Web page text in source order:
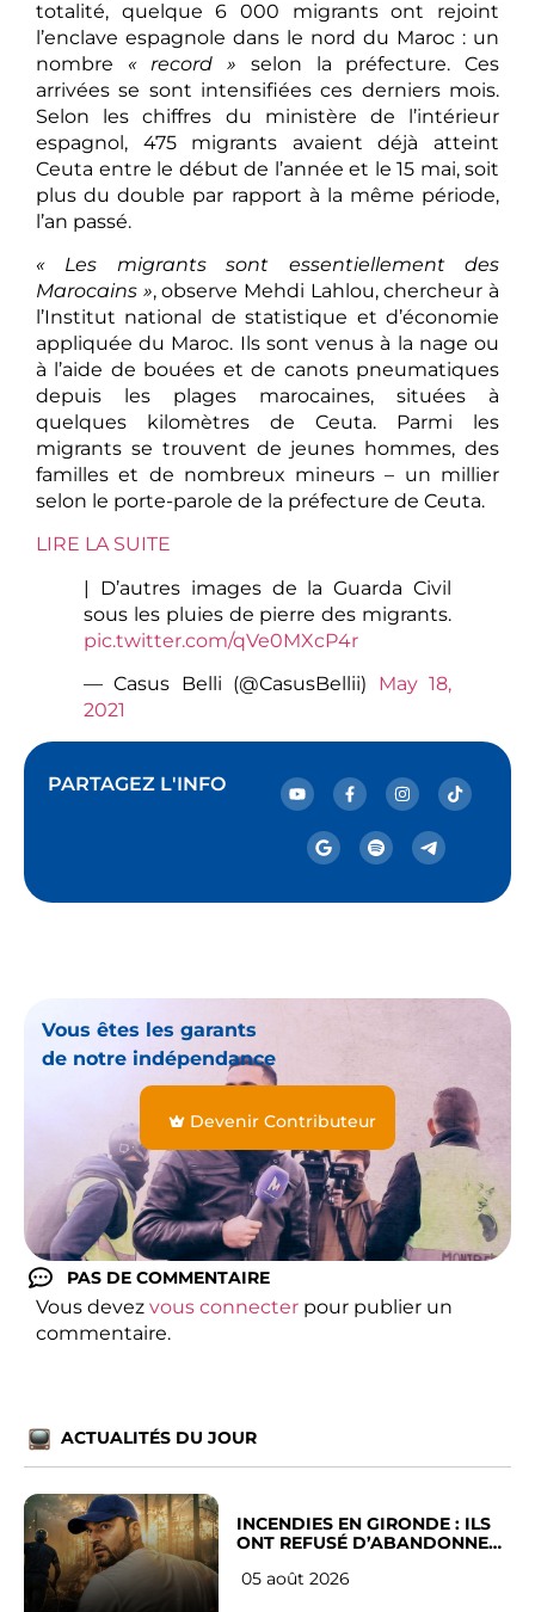
totalité, quelque 6 000 migrants ont rejoint
l’enclave espagnole dans le nord du Maroc : un
nombre « record » selon la préfecture. Ces
arrivées se sont intensifiées ces derniers mois.
Selon les chiffres du ministère de l’intérieur
espagnol, 475 migrants avaient déjà atteint
Ceuta entre le début de l’année et le 15 mai, soit
plus du double par rapport à la même période,
l’an passé.
« Les migrants sont essentiellement des
Marocains », observe Mehdi Lahlou, chercheur à
l’Institut national de statistique et d’économie
appliquée du Maroc. Ils sont venus à la nage ou
à l’aide de bouées et de canots pneumatiques
depuis les plages marocaines, situées à
quelques kilomètres de Ceuta. Parmi les
migrants se trouvent de jeunes hommes, des
familles et de nombreux mineurs – un millier
selon le porte-parole de la préfecture de Ceuta.
LIRE LA SUITE
| D’autres images de la Guarda Civil
sous les pluies de pierre des migrants.
pic.twitter.com/qVe0MXcP4r
— Casus Belli (@CasusBellii) May 18,
2021
PARTAGEZ L'INFO
Vous êtes les garants
de notre indépendance
Devenir Contributeur
PAS DE COMMENTAIRE
Vous devez vous connecter pour publier un
commentaire.
ACTUALITÉS DU JOUR
INCENDIES EN GIRONDE : ILS
ONT REFUSÉ D’ABANDONNER
05 août 2026